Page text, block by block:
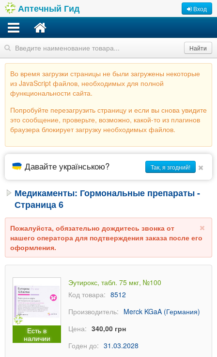
Аптечный Гид Вход
Найти
Во время загрузки страницы не были загружены некоторые
из JavaScript файлов, необходимых для полной
функциональности сайта.
Попробуйте перезагрузить страницу и если вы снова увидите
это сообщение, проверьте, возможно, какой-то из плагинов
браузера блокирует загрузку необходимых файлов.
Давайте українською? Так, я згодний!
Медикаменты: Гормональные препараты -
Страница 6
Пожалуйста, обязательно дождитесь звонка от
нашего оператора для подтверждения заказа после его
оформления.
Есть в
наличии
Эутирокс, табл. 75 мкг, №100
Код товара: 8512
Производитель: Merck KGaA (Германия)
Цена: 340,00 грн
Годен до: 31.03.2028